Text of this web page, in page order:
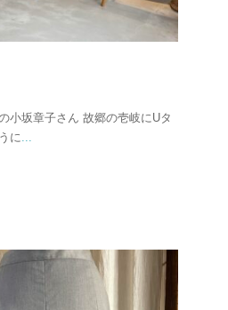
小坂章子さん 故郷の壱岐にUタ
に...